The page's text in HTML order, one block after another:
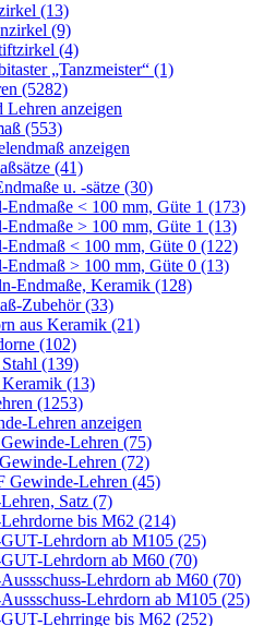
(13)
(9)
(4)
„Tanzmeister“ (1)
(5282)
Lehren anzeigen
(553)
anzeigen
(41)
u. -sätze (30)
Endmaße < 100 mm, Güte 1 (173)
Endmaße > 100 mm, Güte 1 (13)
Endmaß < 100 mm, Güte 0 (122)
Endmaß > 100 mm, Güte 0 (13)
Endmaße, Keramik (128)
Zubehör (33)
aus Keramik (21)
(102)
(139)
(13)
(1253)
Lehren anzeigen
Lehren (75)
Lehren (72)
Gewinde-Lehren (45)
Satz (7)
bis M62 (214)
Lehrdorn ab M105 (25)
Lehrdorn ab M60 (70)
Lehrdorn ab M60 (70)
Lehrdorn ab M105 (25)
Lehrringe bis M62 (252)